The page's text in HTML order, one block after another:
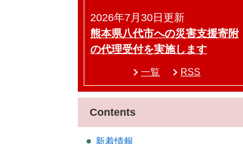
2026年7月30日更新
熊本県八代市への災害支援寄附
の代理受付を実施します
一覧 RSS
Contents
新着情報